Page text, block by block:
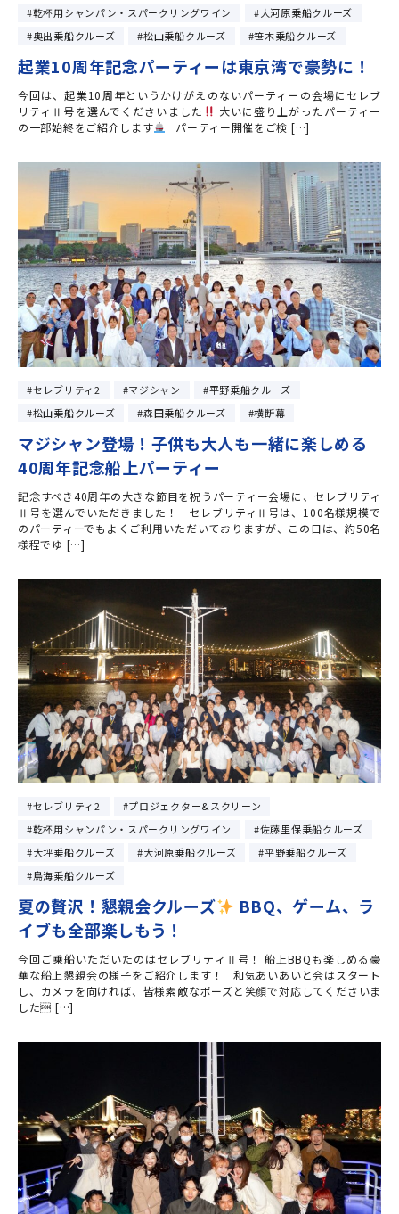
乾杯用シャンパン・スパークリングワイン
大河原乗船クルーズ
奥出乗船クルーズ
松山乗船クルーズ 笹木乗船クルーズ
起業10周年記念パーティーは東京湾で豪勢に！
今回は、起業10周年というかけがえのないパーティーの会場にセレブ
リティⅡ号を選んでくださいました
大いに盛り上がったパーティー
の一部始終をご紹介します
パーティー開催をご検 […]
セレブリティ2 マジシャン
平野乗船クルーズ
松山乗船クルーズ
森田乗船クルーズ 横断幕
マジシャン登場！子供も大人も一緒に楽しめる
40周年記念船上パーティー
記念すべき40周年の大きな節目を祝うパーティー会場に、セレブリティ
Ⅱ号を選んでいただきました！ セレブリティⅡ号は、100名様規模で
のパーティーでもよくご利用いただいておりますが、この日は、約50名
様程でゆ […]
セレブリティ2
プロジェクター&スクリーン
乾杯用シャンパン・スパークリングワイン
佐藤里保乗船クルーズ
大坪乗船クルーズ
大河原乗船クルーズ
平野乗船クルーズ
鳥海乗船クルーズ
夏の贅沢！懇親会クルーズ
BBQ、ゲーム、ラ
イブも全部楽しもう！
今回ご乗船いただいたのはセレブリティⅡ号！ 船上BBQも楽しめる豪
華な船上懇親会の様子をご紹介します！ 和気あいあいと会はスタート
し、カメラを向ければ、皆様素敵なポーズと笑顔で対応してくださいま
した […]